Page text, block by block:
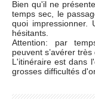
Bien qu'il ne
temps sec, le
quoi impressionner.
hésitants.
Attention: par
peuvent s’avérer très
L'itinéraire est dans
grosses difficultés